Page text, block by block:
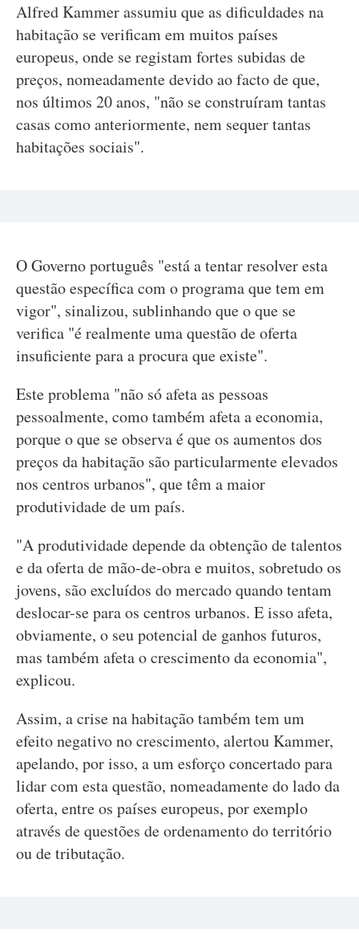
Alfred Kammer assumiu que as dificuldades na
habitação se verificam em muitos países
europeus, onde se registam fortes subidas de
preços, nomeadamente devido ao facto de que,
nos últimos 20 anos, "não se construíram tantas
casas como anteriormente, nem sequer tantas
habitações sociais".
O Governo português "está a tentar resolver esta
questão específica com o programa que tem em
vigor", sinalizou, sublinhando que o que se
verifica "é realmente uma questão de oferta
insuficiente para a procura que existe".
Este problema "não só afeta as pessoas
pessoalmente, como também afeta a economia,
porque o que se observa é que os aumentos dos
preços da habitação são particularmente elevados
nos centros urbanos", que têm a maior
produtividade de um país.
"A produtividade depende da obtenção de talentos
e da oferta de mão-de-obra e muitos, sobretudo os
jovens, são excluídos do mercado quando tentam
deslocar-se para os centros urbanos. E isso afeta,
obviamente, o seu potencial de ganhos futuros,
mas também afeta o crescimento da economia",
explicou.
Assim, a crise na habitação também tem um
efeito negativo no crescimento, alertou Kammer,
apelando, por isso, a um esforço concertado para
lidar com esta questão, nomeadamente do lado da
oferta, entre os países europeus, por exemplo
através de questões de ordenamento do território
ou de tributação.